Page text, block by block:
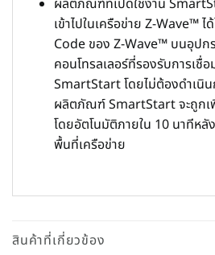
เข้าไปในเครือข่าย Z-Wave™
Code ของ Z-Wave™ บนอุป
คอนโทรลเลอร์ที่รองรับการเชื่
SmartStart โดยไม่ต้องดำเนิน
ผลิตภัณฑ์ SmartStart จะถูกเพิ่
โดยอัตโนมัติภายใน 10 นาทีหลั
พื้นที่เครือข่าย
สินค้าที่เกี่ยวข้อง